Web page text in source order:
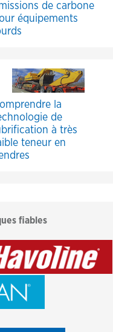
de carbone
équipements
la
de
à très
teneur en
fiables